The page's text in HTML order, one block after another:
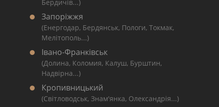
Бердичів...)
Запоріжжя
(Енергодар, Бердянськ, Пологи, Токмак,
Мелітополь...)
Івано-Франківськ
(Долина, Коломия, Калуш, Бурштин,
Надвірна...)
Кропивницький
(Світловодськ, Знам'янка, Олександрія...)